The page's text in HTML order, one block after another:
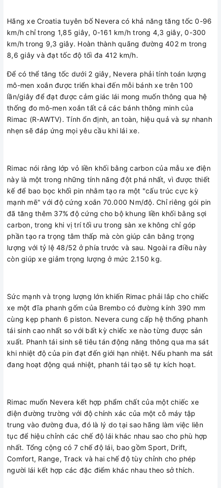
Hãng xe Croatia tuyên bố Nevera có khả năng tăng tốc 0-96
km/h chỉ trong 1,85 giây, 0-161 km/h trong 4,3 giây, 0-300
km/h trong 9,3 giây. Hoàn thành quãng đường 402 m trong
8,6 giây và đạt tốc độ tối đa 412 km/h.
Để có thể tăng tốc dưới 2 giây, Nevera phải tính toán lượng
mô-men xoắn được triển khai đến mỗi bánh xe trên 100
lần/giây để đạt được cảm giác lái mong muốn thông qua hệ
thống đo mô-men xoắn tất cả các bánh thông minh của
Rimac (R-AWTV). Tính ổn định, an toàn, hiệu quả và sự nhanh
nhẹn sẽ đáp ứng mọi yêu cầu khi lái xe.
Rimac nói rằng lớp vỏ liền khối bằng carbon của mẫu xe điện
này là một trong những tính năng đột phá nhất, vì được thiết
kế để bao bọc khối pin nhằm tạo ra một "cấu trúc cực kỳ
mạnh mẽ" với độ cứng xoắn 70.000 Nm/độ. Chỉ riêng gói pin
đã tăng thêm 37% độ cứng cho bộ khung liền khối bằng sợi
carbon, trong khi vị trí tối ưu trong sàn xe không chỉ góp
phần tạo ra trọng tâm thấp mà còn giúp cân bằng trọng
lượng với tỷ lệ 48/52 ở phía trước và sau. Ngoài ra điều này
còn giúp xe giảm trọng lượng ở mức 2.150 kg.
Sức mạnh và trọng lượng lớn khiến Rimac phải lắp cho chiếc
xe một đĩa phanh gốm của Brembo có đường kính 390 mm
cùng kẹp phanh 6 piston. Nevera cung cấp hệ thống phanh
tái sinh cao nhất so với bất kỳ chiếc xe nào từng được sản
xuất. Phanh tái sinh sẽ tiêu tán động năng thông qua ma sát
khi nhiệt độ của pin đạt đến giới hạn nhiệt. Nếu phanh ma sát
đang hoạt động quá nhiệt, phanh tái tạo sẽ tự kích hoạt.
Rimac muốn Nevera kết hợp phẩm chất của một chiếc xe
điện đường trường với độ chính xác của một cỗ máy tập
trung vào đường đua, đó là lý do tại sao hãng làm việc liên
tục để hiệu chỉnh các chế độ lái khác nhau sao cho phù hợp
nhất. Tổng cộng có 7 chế độ lái, bao gồm Sport, Drift,
Comfort, Range, Track và hai chế độ tùy chỉnh cho phép
người lái kết hợp các đặc điểm khác nhau theo sở thích.